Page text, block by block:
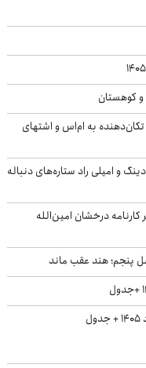
و کوهستان
به ام‌اس و اشتهای
و امیلی راد ستاره‌های دنباله
کارنامه درخشان امین‌الله
پنجم؛ هند عقب ماند